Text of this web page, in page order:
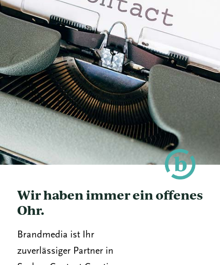
Wir haben immer ein offenes
Ohr.
Brandmedia ist Ihr
zuverlässiger Partner in